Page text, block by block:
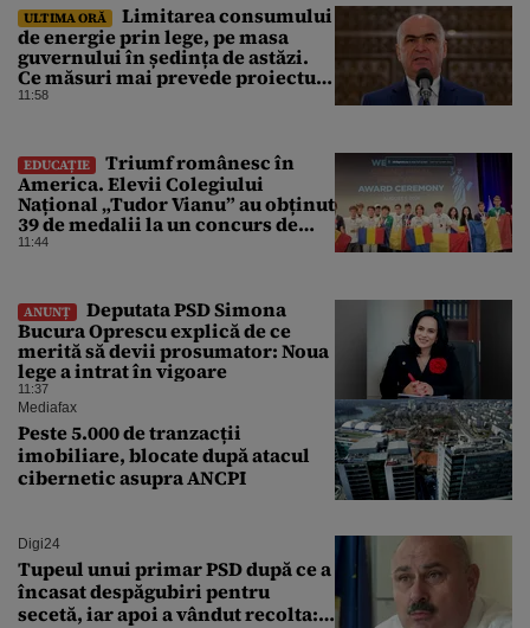
ULTIMA ORĂ
Limitarea consumului
de energie prin lege, pe masa
guvernului în ședința de astăzi.
Ce măsuri mai prevede proiectul
în caz de pandemie, cutremur sau
11:58
EDUCAȚIE
Triumf românesc în
America. Elevii Colegiului
Național „Tudor Vianu” au obținut
39 de medalii la un concurs de
științe
11:44
ANUNȚ
Deputata PSD Simona
Bucura Oprescu explică de ce
merită să devii prosumator: Noua
lege a intrat în vigoare
11:37
Mediafax
Peste 5.000 de tranzacții
imobiliare, blocate după atacul
cibernetic asupra ANCPI
Digi24
Tupeul unui primar PSD după ce a
încasat despăgubiri pentru
secetă, iar apoi a vândut recolta: